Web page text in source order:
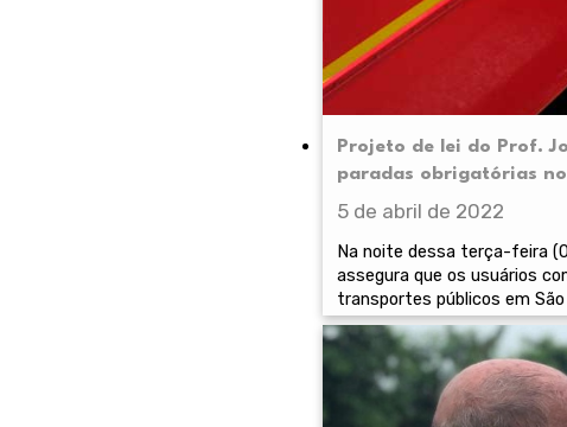
Projeto de lei do Prof.
paradas obrigatórias
5 de abril de 2022
Na noite dessa terça-feira
assegura que os usuários
transportes públicos em